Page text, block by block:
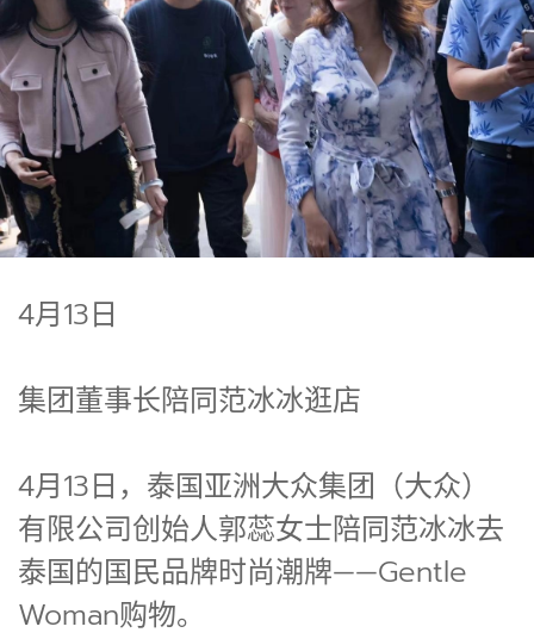
4月13日
集团董事长陪同范冰冰逛店
4月13日，泰国亚洲大众集团（大众）
有限公司创始人郭蕊女士陪同范冰冰去
泰国的国民品牌时尚潮牌——Gentle
Woman购物。